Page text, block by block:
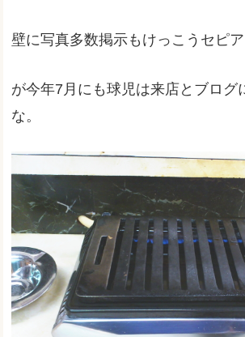
壁に写真多数掲示もけっこうセピア
が今年7月にも球児は来店とブログ
な。